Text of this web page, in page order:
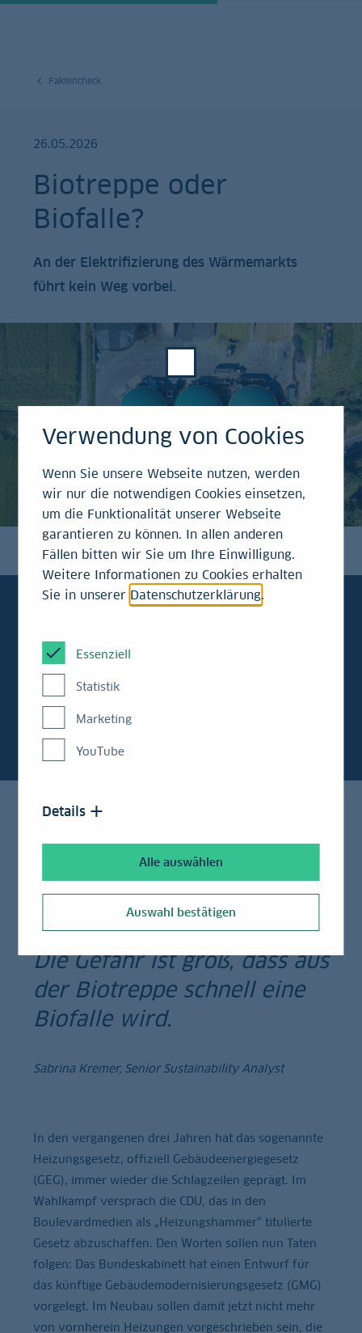
Faktencheck
26.05.2026
Biotreppe oder
Biofalle?
An der Elektrifizierung des Wärmemarkts
führt kein Weg vorbei.
Sabrina Kremers
Faktencheck
Die Gefahr ist groß, dass aus
der Biotreppe schnell eine
Biofalle wird.
Sabrina Kremer, Senior Sustainability Analyst
In den vergangenen drei Jahren hat das sogenannte
Heizungsgesetz, offiziell Gebäudeenergiegesetz
(GEG), immer wieder die Schlagzeilen geprägt. Im
Wahlkampf versprach die CDU, das in den
Boulevardmedien als „Heizungshammer“ titulierte
Gesetz abzuschaffen. Den Worten sollen nun Taten
folgen: Das Bundeskabinett hat einen Entwurf für
das künftige Gebäudemodernisierungsgesetz (GMG)
vorgelegt. Im Neubau sollen damit jetzt nicht mehr
von vornherein Heizungen vorgeschrieben sein, die
Verwendung von Cookies
Wenn Sie unsere Webseite nutzen, werden
wir nur die notwendigen Cookies einsetzen,
um die Funktionalität unserer Webseite
garantieren zu können. In allen anderen
Fällen bitten wir Sie um Ihre Einwilligung.
Weitere Informationen zu Cookies erhalten
Sie in unserer Datenschutzerklärung.
Essenziell
Statistik
Marketing
YouTube
Details
Alle auswählen
Auswahl bestätigen